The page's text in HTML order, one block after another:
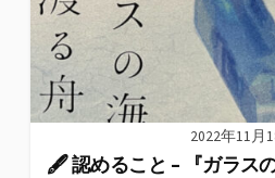
2022年11月
🖋 認めること – 『ガラス